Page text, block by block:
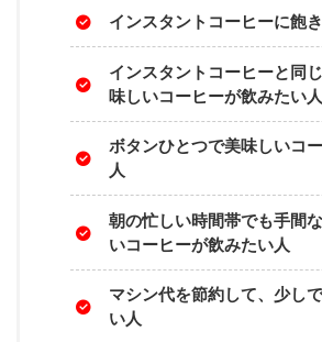
インスタントコーヒーに飽
インスタントコーヒーと同
味しいコーヒーが飲みたい人
ボタンひとつで美味しいコ
人
朝の忙しい時間帯でも手間
いコーヒーが飲みたい人
マシン代を節約して、少し
い人